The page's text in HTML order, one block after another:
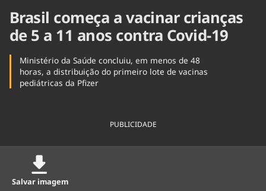
Brasil começa a vacinar crianças
de 5 a 11 anos contra Covid-19
Ministério da Saúde concluiu, em menos de 48
horas, a distribuição do primeiro lote de vacinas
pediátricas da Pfizer
PUBLICIDADE
Salvar imagem